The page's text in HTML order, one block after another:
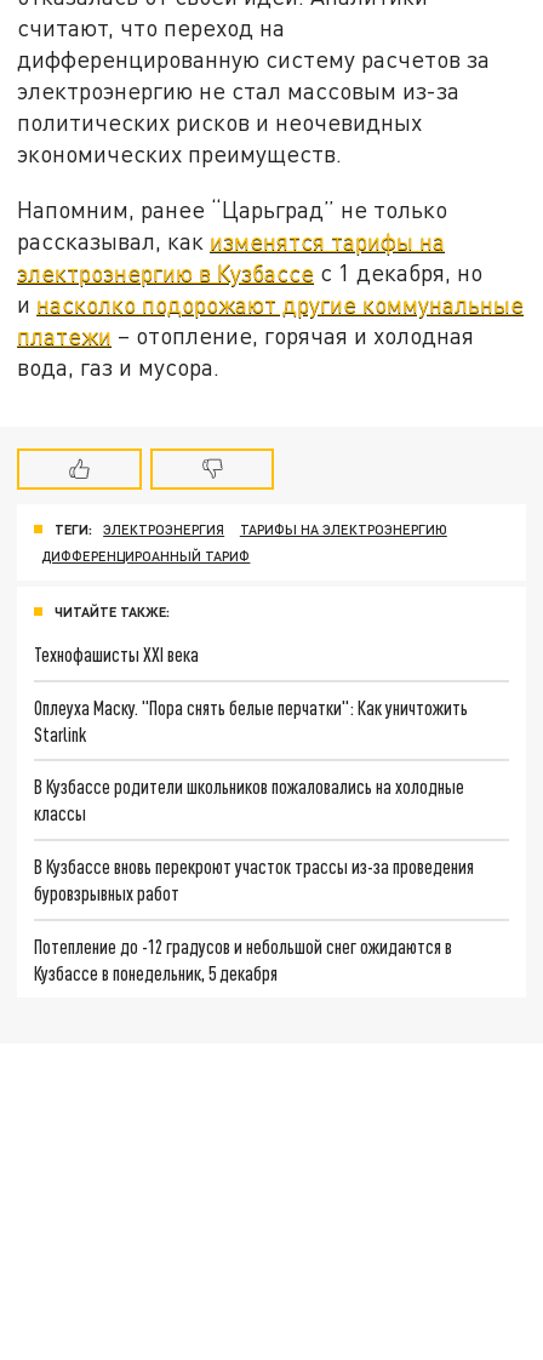
считают, что переход на
дифференцированную систему расчетов за
электроэнергию не стал массовым из-за
политических рисков и неочевидных
экономических преимуществ.
Напомним, ранее “Царьград” не только
рассказывал, как изменятся тарифы на
электроэнергию в Кузбассе с 1 декабря, но
и насколко подорожают другие коммунальные
платежи – отопление, горячая и холодная
вода, газ и мусора.
ТЕГИ: ЭЛЕКТРОЭНЕРГИЯ
ТАРИФЫ НА ЭЛЕКТРОЭНЕРГИЮ
ДИФФЕРЕНЦИРОАННЫЙ ТАРИФ
ЧИТАЙТЕ ТАКЖЕ:
Технофашисты XXI века
Оплеуха Маску. "Пора снять белые перчатки": Как уничтожить
Starlink
В Кузбассе родители школьников пожаловались на холодные
классы
В Кузбассе вновь перекроют участок трассы из-за проведения
буровзрывных работ
Потепление до -12 градусов и небольшой снег ожидаются в
Кузбассе в понедельник, 5 декабря